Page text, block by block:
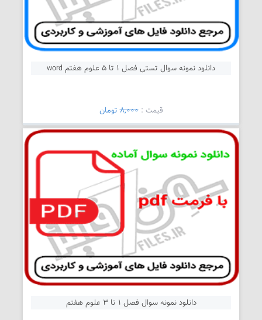
دانلود نمونه سوال تستی فصل 1 تا 5 علوم هفتم word
قیمت :8,000تومان
دانلود نمونه سوال فصل 1 تا 3 علوم هفتم